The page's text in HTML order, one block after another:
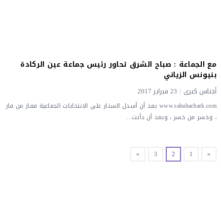
مع الجماعة : صباح الشرق تحاور رئيس جماعة عين الركادة
بنيونس الزياني
أجناس كبرى 23 فبراير 2017
www.sabahachark.com بعد أن أسدل الستار على الانتخابات الجماعية ففاز من فاز
، وخسر من خسر ، وبعد أن دأبت...
«
1
2
3
»